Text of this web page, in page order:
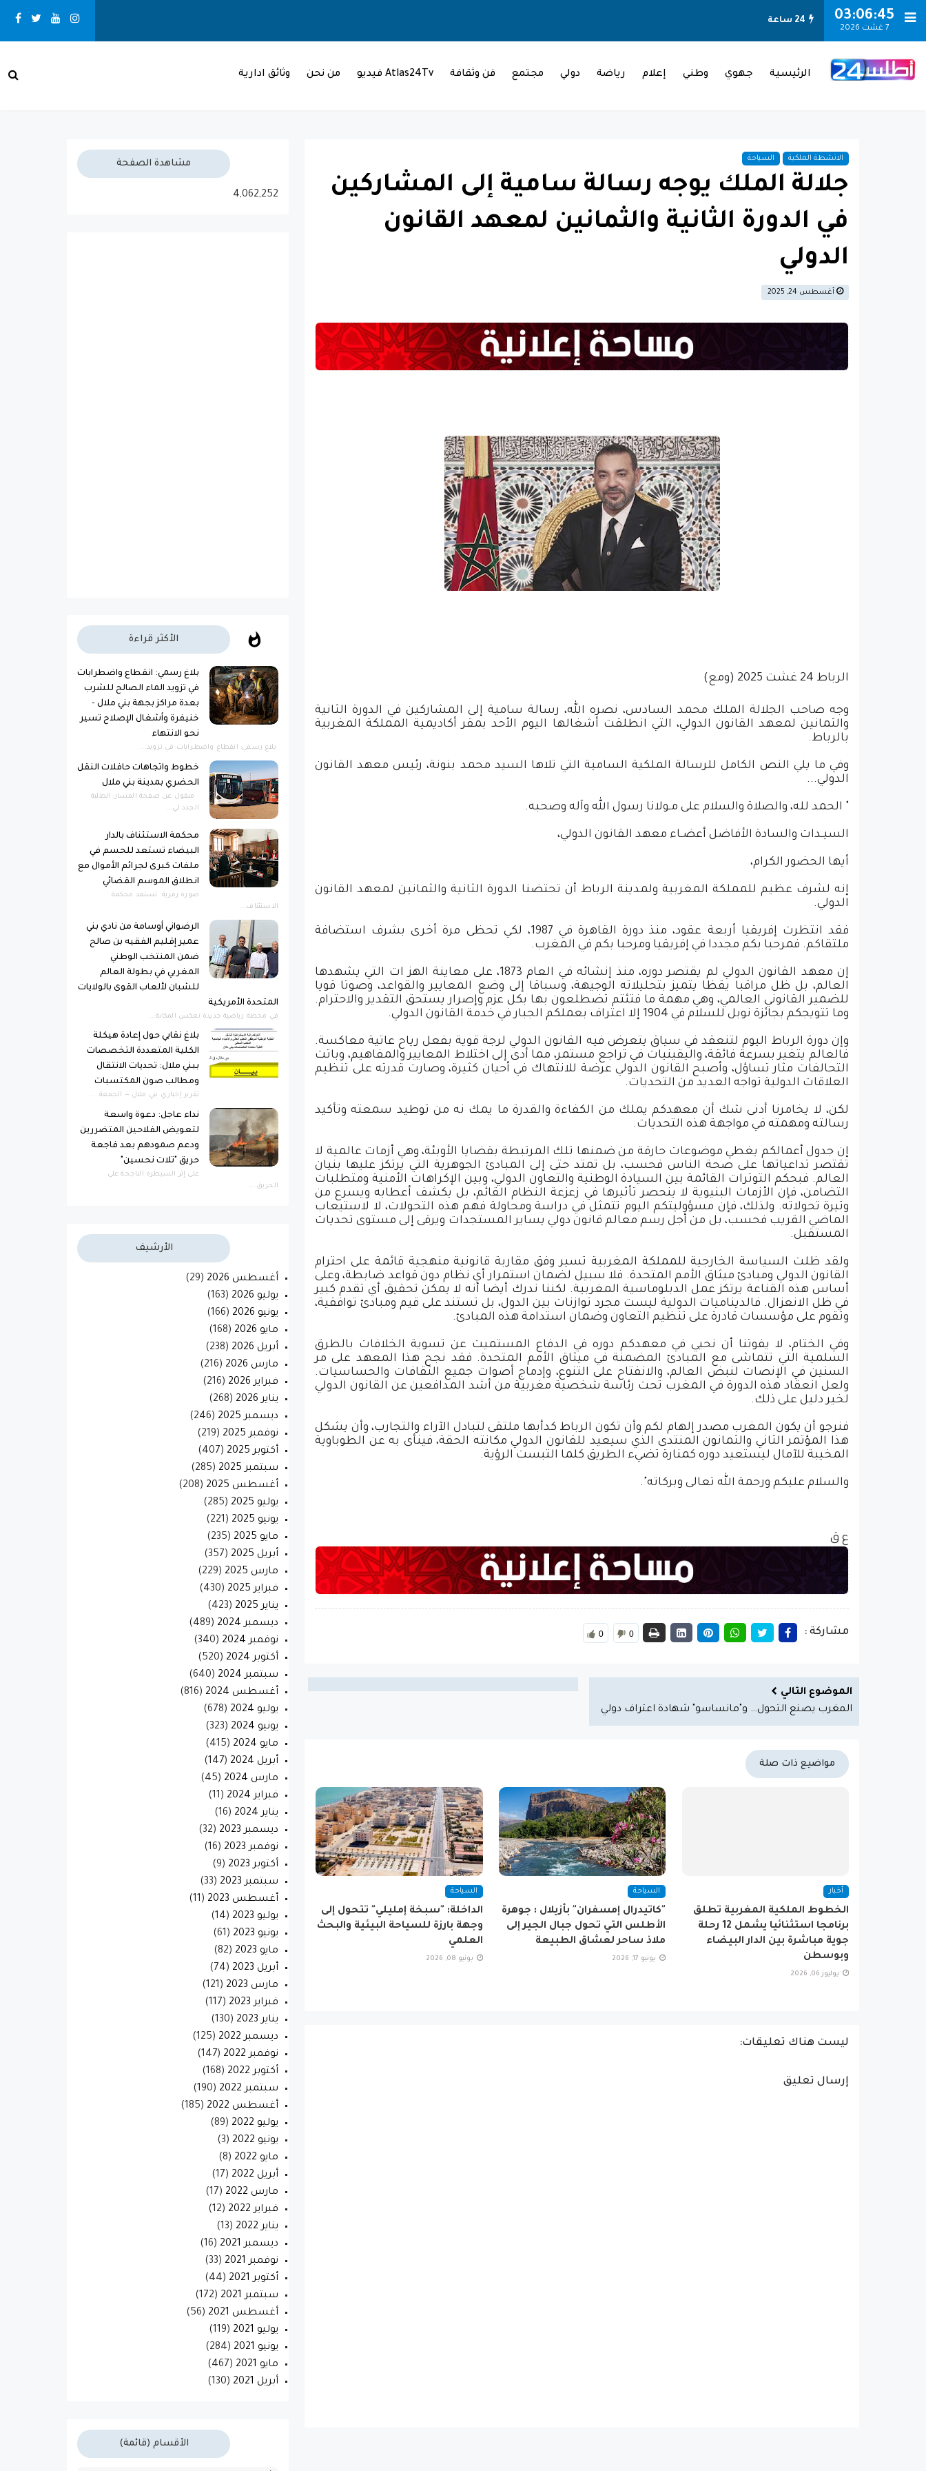
03:06:46
7 غشت 2026
24 ساعة
الرئيسية جهوي وطني إعلام رياضة دولي مجتمع فن وثقافة Atlas24Tv فيديو من نحن وثائق ادارية
الانشطة الملكية السياحة
جلالة الملك يوجه رسالة سامية إلى المشاركين
في الدورة الثانية والثمانين لمعهد القانون
الدولي
أغسطس 24, 2025
الرباط 24 غشت 2025 (ومع)
وجه صاحب الجلالة الملك محمد السادس، نصره الله، رسالة سامية إلى المشاركين في الدورة الثانية
والثمانين لمعهد القانون الدولي، التي انطلقت أشغالها اليوم الأحد بمقر أكاديمية المملكة المغربية
بالرباط.
وفي ما يلي النص الكامل للرسالة الملكية السامية التي تلاها السيد محمد بنونة، رئيس معهد القانون
الدولي...
" الحمد لله، والصلاة والسلام على مـولانا رسول الله وآله وصحبه.
السيـدات والسادة الأفاضل أعضـاء معهد القانون الدولي،
أيها الحضور الكرام،
إنه لشرف عظيم للمملكة المغربية ولمدينة الرباط أن تحتضنا الدورة الثانية والثمانين لمعهد القانون
الدولي.
فقد انتظرت إفريقيا أربعة عقود، منذ دورة القاهرة في 1987، لكي تحظى مرة أخرى بشرف استضافة
ملتقاكم. فمرحبا بكم مجددا في إفريقيا ومرحبا بكم في المغرب.
إن معهد القانون الدولي لم يقتصر دوره، منذ إنشائه في العام 1873، على معاينة الهز ات التي يشهدها
العالم، بل ظل مراقبا يقظا يتميز بتحليلاته الوجيهة، وسباقا إلى وضع المعايير والقواعد، وصوتا قويا
للضمير القانوني العالمي، وهي مهمة ما فتئتم تضطلعون بها بكل عزم وإصرار يستحق التقدير والاحترام.
وما تتويجكم بجائزة نوبل للسلام في 1904 إلا اعتراف بعملكم الجبار في خدمة القانون الدولي.
وإن دورة الرباط اليوم لتنعقد في سياق يتعرض فيه القانون الدولي لرجة قوية بفعل رياح عاتية معاكسة.
فالعالم يتغير بسرعة فائقة، واليقينيات في تراجع مستمر، مما أدى إلى اختلاط المعايير والمفاهيم، وباتت
التحالفات مثار تساؤل، وأصبح القانون الدولي عرضة للانتهاك في أحيان كثيرة، وصارت قدرته على تنظيم
العلاقات الدولية تواجه العديد من التحديات.
لكن، لا يخامرنا أدنى شك أن معهدكم يملك من الكفاءة والقدرة ما يمك نه من توطيد سمعته وتأكيد
رسالته ومهمته في مواجهة هذه التحديات.
إن جدول أعمالكم يغطي موضوعات حارقة من ضمنها تلك المرتبطة بقضايا الأوبئة، وهي أزمات عالمية لا
تقتصر تداعياتها على صحة الناس فحسب، بل تمتد حتى إلى المبادئ الجوهرية التي يرتكز عليها بنيان
العالم. فبحكم التوترات القائمة بين السيادة الوطنية والتعاون الدولي، وبين الإكراهات الأمنية ومتطلبات
التضامن، فإن الأزمات البنيوية لا ينحصر تأثيرها في زعزعة النظام القائم، بل يكشف أعطابه ويسرع من
وتيرة تحولاته. ولذلك، فإن مسؤوليتكم اليوم تتمثل في دراسة ومحاولة فهم هذه التحولات، لا لاستيعاب
الماضي القريب فحسب، بل من أجل رسم معالم قانون دولي يساير المستجدات ويرقى إلى مستوى تحديات
المستقبل.
ولقد ظلت السياسة الخارجية للمملكة المغربية تسير وفق مقاربة قانونية منهجية قائمة على احترام
القانون الدولي ومبادئ ميثاق الأمم المتحدة. فلا سبيل لضمان استمرار أي نظام دون قواعد ضابطة، وعلى
أساس هذه القناعة يرتكز عمل الدبلوماسية المغربية. لكننا ندرك أيضا أنه لا يمكن تحقيق أي تقدم كبير
في ظل الانعزال. فالديناميات الدولية ليست مجرد توازنات بين الدول، بل تستند على قيم ومبادئ توافقية،
وتقوم على مؤسسات قادرة على تنظيم التعاون وضمان استدامة هذه المبادئ.
وفي الختام، لا يفوتنا أن نحيي في معهدكم دوره في الدفاع المستميت عن تسوية الخلافات بالطرق
السلمية التي تتماشى مع المبادئ المضمنة في ميثاق الأمم المتحدة. فقد نجح هذا المعهد على مر
السنين في الإنصات لنبض العالم، والانفتاح على التنوع، وإدماج أصوات جميع الثقافات والحساسيات.
ولعل انعقاد هذه الدورة في المغرب تحت رئاسة شخصية مغربية من أشد المدافعين عن القانون الدولي
لخير دليل على ذلك.
فنرجو أن يكون المغرب مصدر إلهام لكم وأن تكون الرباط كدأبها ملتقى لتبادل الآراء والتجارب، وأن يشكل
هذا المؤتمر الثاني والثمانون المنتدى الذي سيعيد للقانون الدولي مكانته الحقة، فينأى به عن الطوباوية
المخيبة للآمال ليستعيد دوره كمنارة تضيء الطريق كلما التبست الرؤية.
والسلام عليكم ورحمة الله تعالى وبركاته".
ع ق
مشاركة : 0 0
الموضوع التالي
المغرب يصنع التحول… و"مانساسو" شهادة اعتراف دولي
مواضيع ذات صلة
أخبار
الخطوط الملكية المغربية تطلق
برنامجا استثنائيا يشمل 12 رحلة
جوية مباشرة بين الدار البيضاء
وبوسطن
يوليوز 06, 2026
السياحة
"كاتيدرال إمسفران" بأزيلال : جوهرة
الأطلس التي تحول جبال الجير إلى
ملاذ ساحر لعشاق الطبيعة
يونيو 17, 2026
السياحة
الداخلة: "سبخة إمليلي" تتحول إلى
وجهة بارزة للسياحة البيئية والبحث
العلمي
يونيو 08, 2026
ليست هناك تعليقات:
إرسال تعليق
مشاهدة الصفحة
4,062,252
الأكثر قراءة
بلاغ رسمي: انقطاع واضطرابات
في تزويد الماء الصالح للشرب
بعدة مراكز بجهة بني ملال -
خنيفرة وأشغال الإصلاح تسير
نحو الانتهاء
بلاغ رسمي: انقطاع واضطرابات في تزويد...
خطوط واتجاهات حافلات النقل
الحضري بمدينة بني ملال
منقول عن صفحة المسار: الطلبة
الجدد لي...
محكمة الاستئناف بالدار
البيضاء تستعد للحسم في
ملفات كبرى لجرائم الأموال مع
انطلاق الموسم القضائي
صورة رمزية ​تستعد محكمة
الاستئناف...
الرضواني أوسامة من نادي بني
عمير إقليم الفقيه بن صالح
ضمن المنتخب الوطني
المغربي في بطولة العالم
للشبان لألعاب القوى بالولايات
المتحدة الأمريكية
​في محطة رياضية جديدة تعكس المكانة...
بلاغ نقابي حول إعادة هيكلة
الكلية المتعددة التخصصات
ببني ملال: تحديات الانتقال
ومطالب صون المكتسبات
​تقرير إخباري ​بني ملال — الجمعة ...
نداء عاجل: دعوة واسعة
لتعويض الفلاحين المتضررين
ودعم صمودهم بعد فاجعة
حريق "تلات نحسين"
​على إثر السيطرة الناجحة على
الحريق...
الأرشيف
أغسطس 2026
(29)
يوليو 2026
(163)
يونيو 2026
(166)
مايو 2026
(168)
أبريل 2026
(238)
مارس 2026
(216)
فبراير 2026
(216)
يناير 2026
(268)
ديسمبر 2025
(246)
نوفمبر 2025
(219)
أكتوبر 2025
(407)
سبتمبر 2025
(285)
أغسطس 2025
(208)
يوليو 2025
(285)
يونيو 2025
(221)
مايو 2025
(235)
أبريل 2025
(357)
مارس 2025
(229)
فبراير 2025
(430)
يناير 2025
(423)
ديسمبر 2024
(489)
نوفمبر 2024
(340)
أكتوبر 2024
(520)
سبتمبر 2024
(640)
أغسطس 2024
(816)
يوليو 2024
(678)
يونيو 2024
(323)
مايو 2024
(415)
أبريل 2024
(147)
مارس 2024
(45)
فبراير 2024
(11)
يناير 2024
(16)
ديسمبر 2023
(32)
نوفمبر 2023
(16)
أكتوبر 2023
(9)
سبتمبر 2023
(33)
أغسطس 2023
(11)
يوليو 2023
(14)
يونيو 2023
(61)
مايو 2023
(82)
أبريل 2023
(74)
مارس 2023
(121)
فبراير 2023
(117)
يناير 2023
(130)
ديسمبر 2022
(125)
نوفمبر 2022
(147)
أكتوبر 2022
(168)
سبتمبر 2022
(190)
أغسطس 2022
(185)
يوليو 2022
(89)
يونيو 2022
(3)
مايو 2022
(8)
أبريل 2022
(17)
مارس 2022
(17)
فبراير 2022
(12)
يناير 2022
(13)
ديسمبر 2021
(16)
نوفمبر 2021
(33)
أكتوبر 2021
(44)
سبتمبر 2021
(172)
أغسطس 2021
(56)
يوليو 2021
(119)
يونيو 2021
(284)
مايو 2021
(467)
أبريل 2021
(130)
الأقسام (قائمة)